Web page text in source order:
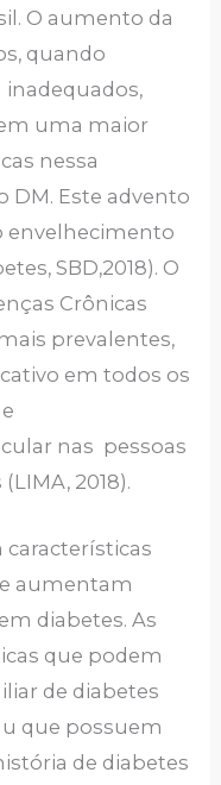
O aumento da
quando
inadequados,
uma maior
nessa
DM. Este advento
envelhecimento
SBD,2018). O
Crônicas
prevalentes,
em todos os
nas pessoas
2018).
aumentam
diabetes. As
que podem
de diabetes
que possuem
de diabetes